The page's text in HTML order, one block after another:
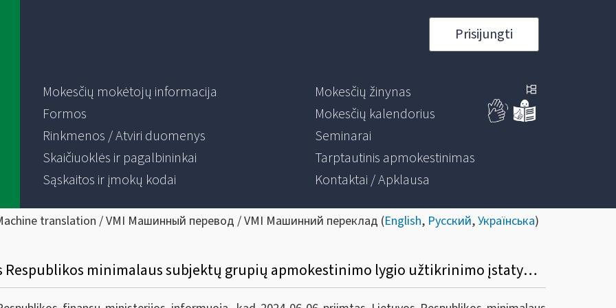
Prisijungti
Mokesčių mokėtojų informacija
Formos
Rinkmenos / Atviri duomenys
Skaičiuoklės ir pagalbininkai
Sąskaitos ir įmokų kodai
Mokesčių žinynas
Mokesčių kalendorius
Seminarai
Tarptautinis apmokestinimas
Kontaktai / Apklausa
translation / VMI Машинный перевод / VMI Машинний переклад (English, Русский,Українська)
Informacinis pranešimas dėl Lietuvos Respublikos minimalaus subjektų grupių apmokestinimo lygio užtikrinimo įstatymo priėmimo